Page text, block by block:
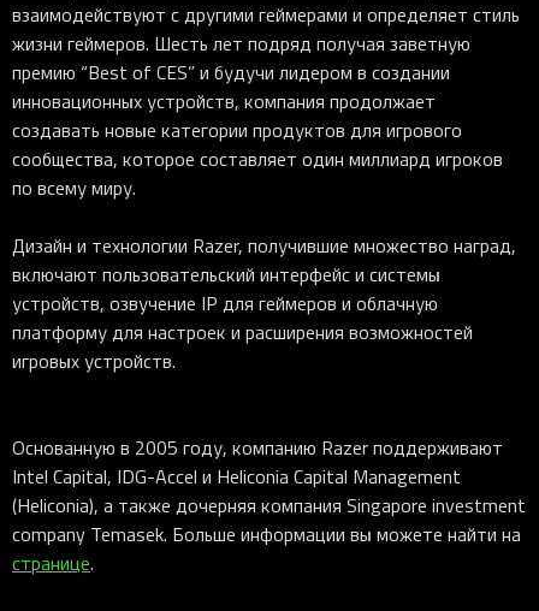
взаимодействуют с другими геймерами и определяет стиль
жизни геймеров. Шесть лет подряд получая заветную
премию “Best of CES” и будучи лидером в создании
инновационных устройств, компания продолжает
создавать новые категории продуктов для игрового
сообщества, которое составляет один миллиард игроков
по всему миру.
Дизайн и технологии Razer, получившие множество наград,
включают пользовательский интерфейс и системы
устройств, озвучение IP для геймеров и облачную
платформу для настроек и расширения возможностей
игровых устройств.
Основанную в 2005 году, компанию Razer поддерживают
Intel Capital, IDG-Accel и Heliconia Capital Management
(Heliconia), а также дочерняя компания Singapore investment
company Temasek. Больше информации вы можете найти на
странице.